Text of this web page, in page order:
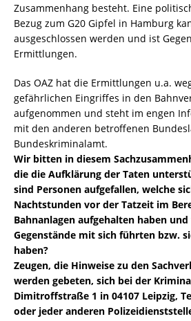
Zusammenhang besteht. Eine
Bezug zum G20 Gipfel in Hamburg
ausgeschlossen werden und ist
Ermittlungen.
Das OAZ hat die Ermittlungen u.a.
gefährlichen Eingriffes in den
aufgenommen und steht im engen
mit den anderen betroffenen
Bundeskriminalamt.
Wir bitten in diesem
die die Aufklärung der Taten
sind Personen aufgefallen, welche
Nachtstunden vor der Tatzeit im
Bahnanlagen aufgehalten haben
Gegenstände mit sich führten bzw.
haben?
Zeugen, die Hinweise zu den
werden gebeten, sich bei der
Dimitroffstraße 1 in 04107 Leipzig,
oder jeder anderen